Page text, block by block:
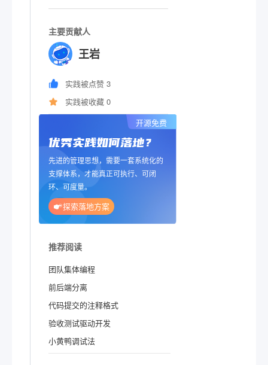
主要贡献人
王岩
实践被点赞 3
实践被收藏 0
开源免费
优秀实践如何落地？
先进的管理思想，需要一套系统化的
支撑体系，才能真正可执行、可闭
环、可度量。
探索落地方案
推荐阅读
团队集体编程
前后端分离
代码提交的注释格式
验收测试驱动开发
小黄鸭调试法